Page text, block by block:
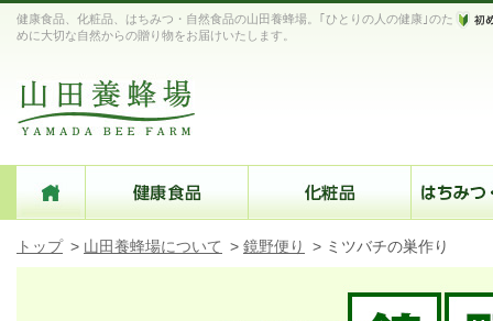
健康食品、化粧品、はちみつ・自然食品の山田養蜂場。｢ひとりの人の健康｣のた
めに大切な自然からの贈り物をお届けいたします。
トップ > 山田養蜂場について > 鏡野便り > ミツバチの巣作り